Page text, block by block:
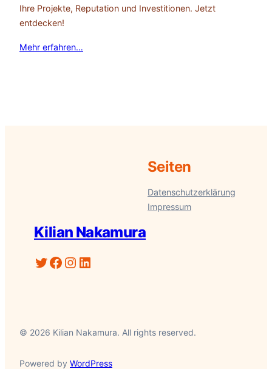
Ihre Projekte, Reputation und Investitionen. Jetzt
entdecken!
Mehr erfahren…
Kilian Nakamura
Twitter
Facebook Instagram LinkedIn
Seiten
Datenschutzerklärung
Impressum
© 2026 Kilian Nakamura. All rights reserved.
Powered by WordPress